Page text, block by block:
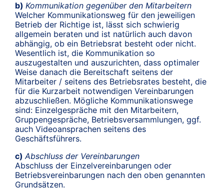
b) Kommunikation gegenüber den Mitarbeitern
Welcher Kommunikationsweg für den jeweiligen
Betrieb der Richtige ist, lässt sich schwierig
allgemein beraten und ist natürlich auch davon
abhängig, ob ein Betriebsrat besteht oder nicht.
Wesentlich ist, die Kommunikation so
auszugestalten und auszurichten, dass optimaler
Weise danach die Bereitschaft seitens der
Mitarbeiter / seitens des Betriebsrates besteht, die
für die Kurzarbeit notwendigen Vereinbarungen
abzuschließen. Mögliche Kommunikationswege
sind: Einzelgespräche mit den Mitarbeitern,
Gruppengespräche, Betriebsversammlungen, ggf.
auch Videoansprachen seitens des
Geschäftsführers.
c)Abschluss der Vereinbarungen
Abschluss der Einzelvereinbarungen oder
Betriebsvereinbarungen nach den oben genannten
Grundsätzen.